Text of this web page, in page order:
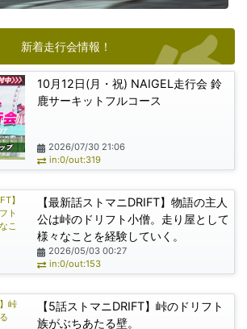
新着走行会情報！
10月12日(月・祝) NAIGEL走行会 鈴
鹿サーキットフルコース
2026/07/30 21:06
in:0/out:319
【最新話ストマニDRIFT】物語の主人
公は峠のドリフト小僧。走り屋として
様々なことを経験していく。
2026/05/03 00:27
in:0/out:153
【5話ストマニDRIFT】峠のドリフト
族がぶちあたる壁。